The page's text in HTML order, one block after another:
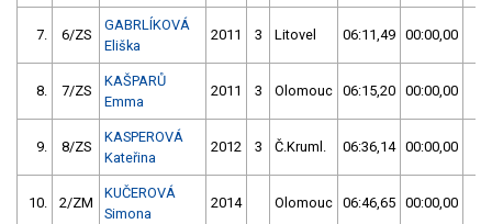
7. 6/ZS
GABRLÍKOVÁ
Eliška
2011 3 Litovel 06:11,49 00:00,00
8. 7/ZS
KAŠPARŮ
Emma
2011 3 Olomouc 06:15,20 00:00,00
9. 8/ZS
KASPEROVÁ
Kateřina
2012 3 Č.Kruml. 06:36,14 00:00,00
10. 2/ZM
KUČEROVÁ
Simona
2014 Olomouc 06:46,65 00:00,00